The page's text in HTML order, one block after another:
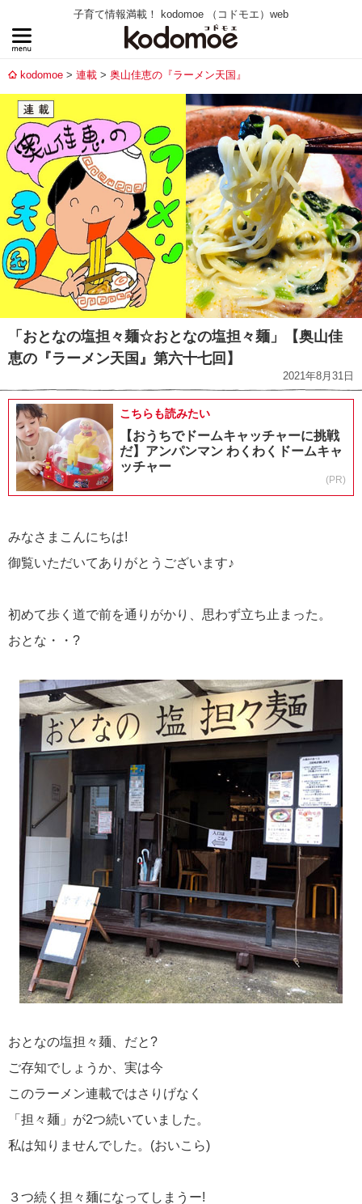
子育て情報満載！ kodomoe （コドモエ）web
kodomoe 連載 奥山佳恵の『ラーメン天国』
「おとなの塩担々麺☆おとなの塩担々麺」【奥山佳
恵の『ラーメン天国』第六十七回】
2021年8月31日
こちらも読みたい
【おうちでドームキャッチャーに挑戦
だ】アンパンマン わくわくドームキャ
ッチャー
(PR)
みなさまこんにちは!
御覧いただいてありがとうございます♪
初めて歩く道で前を通りがかり、思わず立ち止まった。
おとな・・?
おとなの塩担々麺、だと?
ご存知でしょうか、実は今
このラーメン連載ではさりげなく
「担々麺」が2つ続いていました。
私は知りませんでした。(おいこら)
３つ続く担々麺になってしまうー!